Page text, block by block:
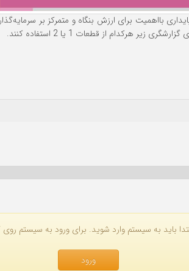
بااهمیت برای ارزش بنگاه و متمرکز بر
هرکدام از قطعات 1 یا 2 استفاده کنند.
باید به سیستم وارد شوید. برای ورود به سیستم
ورود